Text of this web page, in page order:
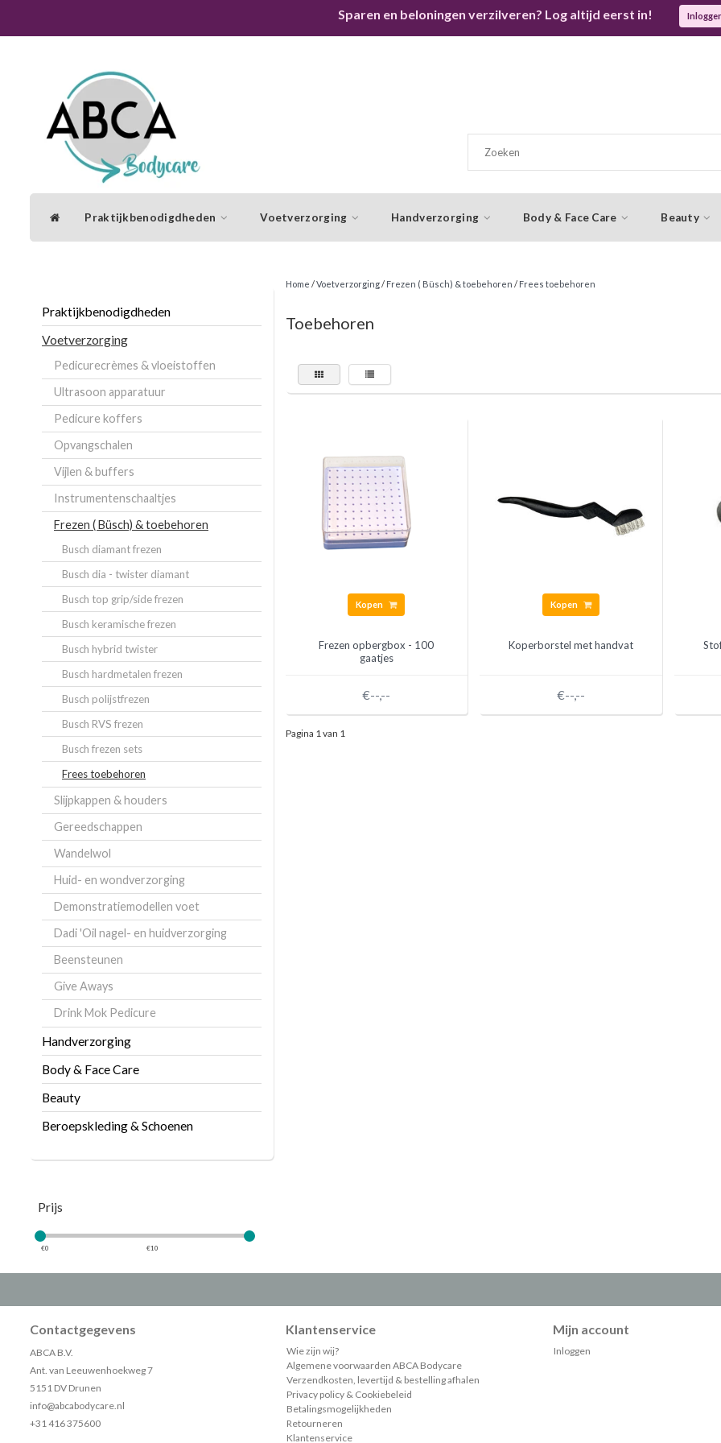
Sparen en beloningen verzilveren? Log altijd eerst in!
Praktijkbenodigdheden Voetverzorging Handverzorging Body & Face Care Beauty
Praktijkbenodigdheden
Voetverzorging
Pedicurecrèmes & vloeistoffen
Ultrasoon apparatuur
Pedicure koffers
Opvangschalen
Vijlen & buffers
Instrumentenschaaltjes
Frezen ( Büsch) & toebehoren
Busch diamant frezen
Busch dia - twister diamant
Busch top grip/side frezen
Busch keramische frezen
Busch hybrid twister
Busch hardmetalen frezen
Busch polijstfrezen
Busch RVS frezen
Busch frezen sets
Frees toebehoren
Slijpkappen & houders
Gereedschappen
Wandelwol
Huid- en wondverzorging
Demonstratiemodellen voet
Dadi 'Oil nagel- en huidverzorging
Beensteunen
Give Aways
Drink Mok Pedicure
Handverzorging
Body & Face Care
Beauty
Beroepskleding & Schoenen
Prijs
€0 €10
Home /Voetverzorging/ Frezen ( Büsch) & toebehoren / Frees toebehoren
Toebehoren
Kopen
Frezen opbergbox - 100
gaatjes
€--,--
Kopen
Koperborstel met handvat
€--,--
Pagina 1 van 1
Contactgegevens
ABCA B.V.
Ant. van Leeuwenhoekweg 7
5151 DV Drunen
info@abcabodycare.nl
+31 416 375600
Klantenservice
Wie zijn wij?
Algemene voorwaarden ABCA Bodycare
Verzendkosten, levertijd & bestelling afhalen
Privacy policy & Cookiebeleid
Betalingsmogelijkheden
Retourneren
Klantenservice
Mijn account
Inloggen